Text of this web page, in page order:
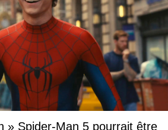
» Spider-Man 5 pourrait être